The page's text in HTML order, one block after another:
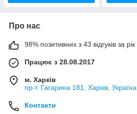
Про нас
98% позитивних з 43 відгуків за рік
Працює з 28.08.2017
м. Харків
пр-т. Гагарина 181, Харків, Україна
Контакти